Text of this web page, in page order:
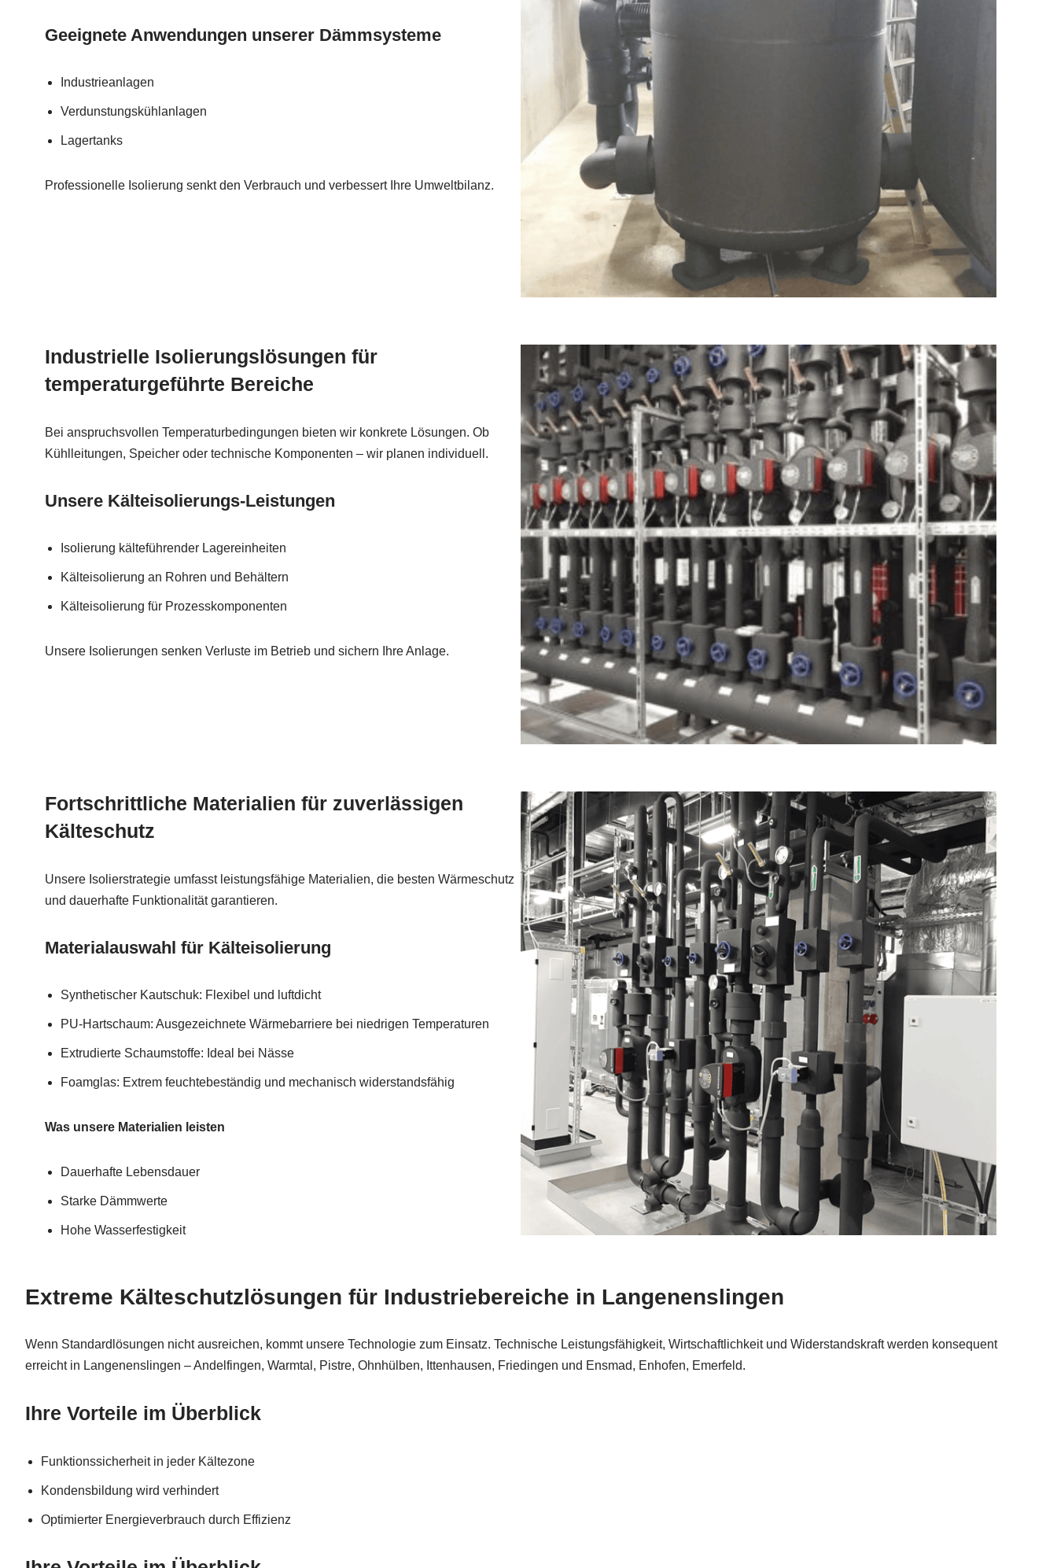
Geeignete Anwendungen unserer Dämmsysteme
Industrieanlagen
Verdunstungskühlanlagen
Lagertanks
Professionelle Isolierung senkt den Verbrauch und verbessert Ihre Umweltbilanz.
Industrielle Isolierungslösungen für
temperaturgeführte Bereiche
Bei anspruchsvollen Temperaturbedingungen bieten wir konkrete Lösungen. Ob
Kühlleitungen, Speicher oder technische Komponenten – wir planen individuell.
Unsere Kälteisolierungs-Leistungen
Isolierung kälteführender Lagereinheiten
Kälteisolierung an Rohren und Behältern
Kälteisolierung für Prozesskomponenten
Unsere Isolierungen senken Verluste im Betrieb und sichern Ihre Anlage.
Fortschrittliche Materialien für zuverlässigen
Kälteschutz
Unsere Isolierstrategie umfasst leistungsfähige Materialien, die besten Wärmeschutz
und dauerhafte Funktionalität garantieren.
Materialauswahl für Kälteisolierung
Synthetischer Kautschuk: Flexibel und luftdicht
PU-Hartschaum: Ausgezeichnete Wärmebarriere bei niedrigen Temperaturen
Extrudierte Schaumstoffe: Ideal bei Nässe
Foamglas: Extrem feuchtebeständig und mechanisch widerstandsfähig
Was unsere Materialien leisten
Dauerhafte Lebensdauer
Starke Dämmwerte
Hohe Wasserfestigkeit
Extreme Kälteschutzlösungen für Industriebereiche in Langenenslingen
Wenn Standardlösungen nicht ausreichen, kommt unsere Technologie zum Einsatz. Technische Leistungsfähigkeit, Wirtschaftlichkeit und Widerstandskraft werden konsequent
erreicht in Langenenslingen – Andelfingen, Warmtal, Pistre, Ohnhülben, Ittenhausen, Friedingen und Ensmad, Enhofen, Emerfeld.
Ihre Vorteile im Überblick
Funktionssicherheit in jeder Kältezone
Kondensbildung wird verhindert
Optimierter Energieverbrauch durch Effizienz